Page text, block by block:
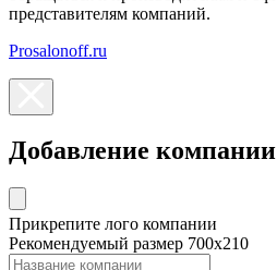
представителям компаний.
Prosalonoff.ru
Добавление компании
Прикрепите лого компании
Рекомендуемый размер 700х210